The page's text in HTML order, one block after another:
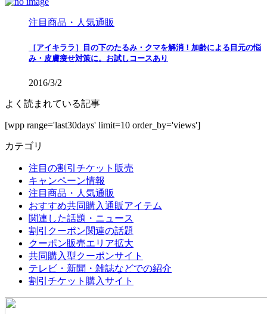
注目商品・人気通販
［アイキララ］目の下のたるみ・クマを解消！加齢による目元の悩
み・皮膚痩せ対策に。お試しコースあり
2016/3/2
よく読まれている記事
[wpp range='last30days' limit=10 order_by='views']
カテゴリ
注目の割引チケット販売
キャンペーン情報
注目商品・人気通販
おすすめ共同購入通販アイテム
関連した話題・ニュース
割引クーポン関連の話題
クーポン販売エリア拡大
共同購入型クーポンサイト
テレビ・新聞・雑誌などでの紹介
割引チケット購入サイト